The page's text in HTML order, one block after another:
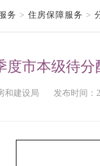
务 > 住房保障服务 >
度市本级待分
和建设局 发布时间：